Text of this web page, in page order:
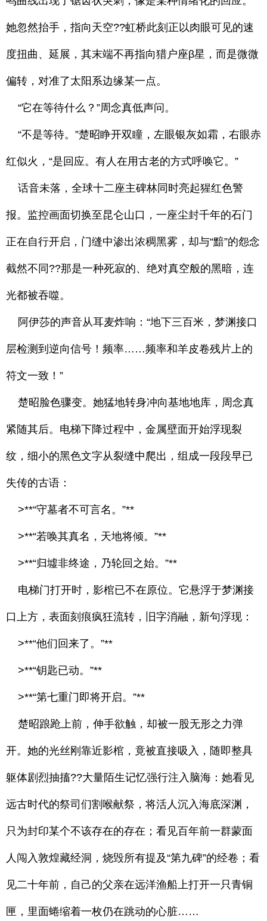
她忽然抬手，指向天空??虹桥此刻正以肉眼可见的速
度扭曲、延展，其末端不再指向猎户座β星，而是微微
偏转，对准了太阳系边缘某一点。
“它在等待什么？”周念真低声问。
“不是等待。”楚昭睁开双瞳，左眼银灰如霜，右眼赤
红似火，“是回应。有人在用古老的方式呼唤它。”
话音未落，全球十二座主碑林同时亮起猩红色警
报。监控画面切换至昆仑山口，一座尘封千年的石门
正在自行开启，门缝中渗出浓稠黑雾，却与“黯”的怨念
截然不同??那是一种死寂的、绝对真空般的黑暗，连
光都被吞噬。
阿伊莎的声音从耳麦炸响：“地下三百米，梦渊接口
层检测到逆向信号！频率……频率和羊皮卷残片上的
符文一致！”
楚昭脸色骤变。她猛地转身冲向基地地库，周念真
紧随其后。电梯下降过程中，金属壁面开始浮现裂
纹，细小的黑色文字从裂缝中爬出，组成一段段早已
失传的古语：
>**“守墓者不可言名。”**
>**“若唤其真名，天地将倾。”**
>**“归墟非终途，乃轮回之始。”**
电梯门打开时，影棺已不在原位。它悬浮于梦渊接
口上方，表面刻痕疯狂流转，旧字消融，新句浮现：
>**“他们回来了。”**
>**“钥匙已动。”**
>**“第七重门即将开启。”**
楚昭踉跄上前，伸手欲触，却被一股无形之力弹
开。她的光丝刚靠近影棺，竟被直接吸入，随即整具
躯体剧烈抽搐??大量陌生记忆强行注入脑海：她看见
远古时代的祭司们割喉献祭，将活人沉入海底深渊，
只为封印某个不该存在的存在；看见百年前一群蒙面
人闯入敦煌藏经洞，烧毁所有提及“第九碑”的经卷；看
见二十年前，自己的父亲在远洋渔船上打开一只青铜
匣，里面蜷缩着一枚仍在跳动的心脏……